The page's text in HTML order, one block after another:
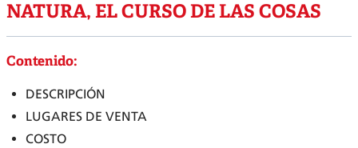
NATURA, EL CURSO DE LAS COSAS
Contenido:
DESCRIPCIÓN
LUGARES DE VENTA
COSTO